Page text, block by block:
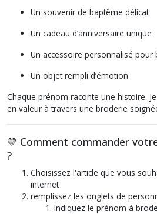
Un souvenir de baptême délicat
Un cadeau d’anniversaire unique
Un accessoire personnalisé
Un objet rempli d’émotion
Chaque prénom raconte une histoire.
en valeur à travers une broderie
💛 Comment commander
?
Choisissez l'article que vous
internet
remplissez les onglets de
Indiquez le prénom à